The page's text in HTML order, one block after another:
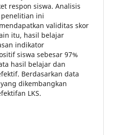
respon siswa. Analisis
ini
validitas skor
itu, hasil belajar
indikator
siswa sebesar 97%
hasil belajar dan
Berdasarkan data
dikembangkan
LKS.